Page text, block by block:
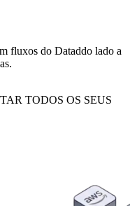
fluxos do Dataddo lado a
TODOS OS SEUS